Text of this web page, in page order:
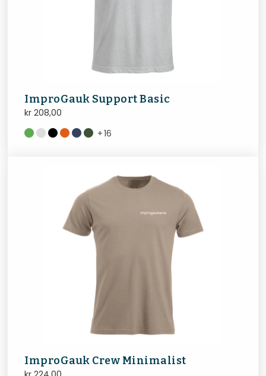
ImproGauk Support Basic
kr 208,00
+16
ImproGauk Crew Minimalist